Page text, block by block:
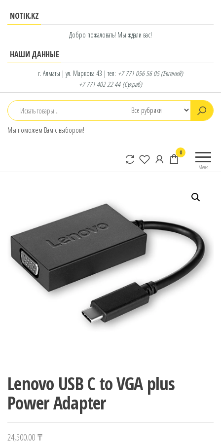
NOTIK.KZ
Добро пожаловать! Мы ждали вас!
НАШИ ДАННЫЕ
г. Алматы | ул. Маркова 43 | тел: +7 771 056 56 05(Евгений)
+7 771 402 22 44(Сухраб)
Мы поможем Вам с выбором!
магазин
Меню
0
Lenovo USB C to VGA plus
Power Adapter
24,500.00 ₸